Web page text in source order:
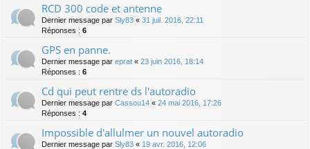
RCD 300 code et antenne
Dernier message par Sly83 « 31 juil. 2016, 22:11
Réponses : 6
GPS en panne.
Dernier message par eprat « 23 juin 2016, 18:14
Réponses : 6
Cd qui peut rentre ds l'autoradio
Dernier message par Cassou14 « 24 mai 2016, 17:26
Réponses : 4
Impossible d'allulmer un nouvel autoradio
Dernier message par Sly83 « 19 avr. 2016, 12:06